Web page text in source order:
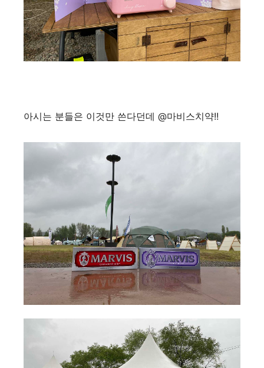
아시는 분들은 이것만 쓴다던데 @마비스치약!!